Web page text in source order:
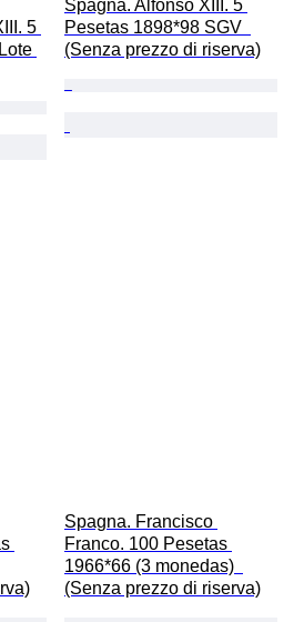
5
Spagna. Alfonso XIII. 5
Pesetas 1898*98 SGV
(Senza prezzo di riserva)
Spagna. Francisco
Franco. 100 Pesetas
1966*66 (3 monedas)
(Senza prezzo di riserva)